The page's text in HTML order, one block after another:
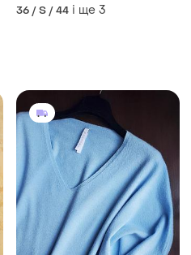
36 / S / 44 і ще 3